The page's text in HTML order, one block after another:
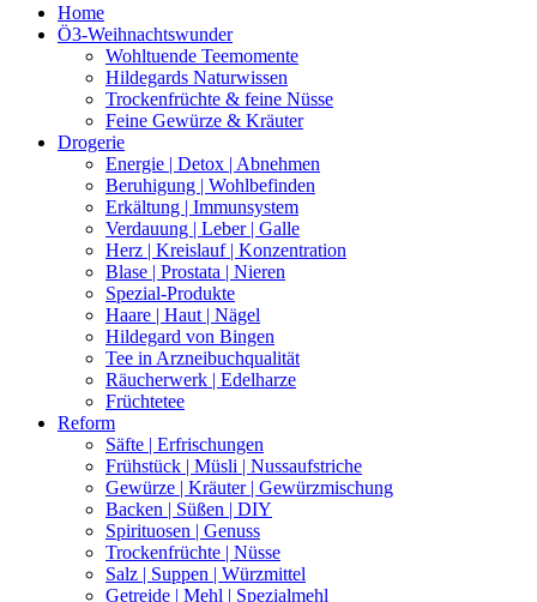
Home
Ö3-Weihnachtswunder
Wohltuende Teemomente
Hildegards Naturwissen
Trockenfrüchte & feine Nüsse
Feine Gewürze & Kräuter
Drogerie
Energie | Detox | Abnehmen
Beruhigung | Wohlbefinden
Erkältung | Immunsystem
Verdauung | Leber | Galle
Herz | Kreislauf | Konzentration
Blase | Prostata | Nieren
Spezial-Produkte
Haare | Haut | Nägel
Hildegard von Bingen
Tee in Arzneibuchqualität
Räucherwerk | Edelharze
Früchtetee
Reform
Säfte | Erfrischungen
Frühstück | Müsli | Nussaufstriche
Gewürze | Kräuter | Gewürzmischung
Backen | Süßen | DIY
Spirituosen | Genuss
Trockenfrüchte | Nüsse
Salz | Suppen | Würzmittel
Getreide | Mehl | Spezialmehl